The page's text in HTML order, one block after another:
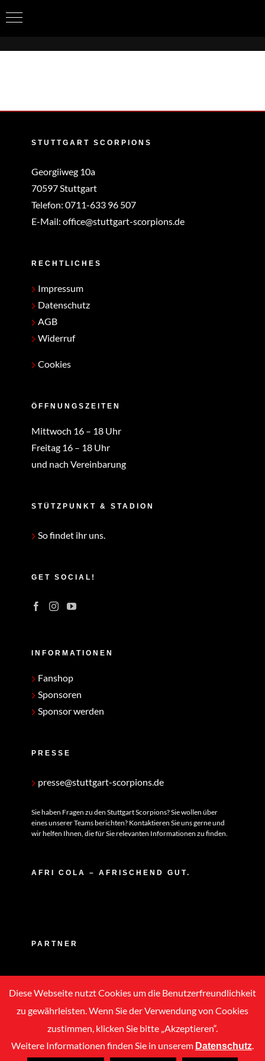
STUTTGART SCORPIONS
Georgiiweg 10a
70597 Stuttgart
Telefon: 0711-633 96 507
E-Mail: office@stuttgart-scorpions.de
RECHTLICHES
Impressum
Datenschutz
AGB
Widerruf
Cookies
ÖFFNUNGSZEITEN
Mittwoch 16 – 18 Uhr
Freitag 16 – 18 Uhr
und nach Vereinbarung
STÜTZPUNKT & STADION
So findet ihr uns.
GET SOCIAL!
INFORMATIONEN
Fanshop
Sponsoren
Sponsor werden
PRESSE
presse@stuttgart-scorpions.de
Sie haben Fragen zu den Stuttgart Scorpions? Sie wollen über
eines unserer Teams berichten? Kontaktieren Sie uns gerne und
wir helfen Ihnen, die für Sie relevanten Informationen zu finden.
AFRI COLA – AFRISCHEND GUT.
PARTNER
Diese Webseite nutzt Cookies um die Benutzerfreundlichkeit
zu gewährleisten. Wenn Sie der Verwendung von Cookies
zustimmen, klicken Sie bitte „Akzeptieren“.
Weitere Informationen finden Sie in unserem Datenschutz.